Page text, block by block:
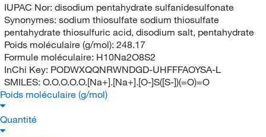
IUPAC Nor: disodium pentahydrate sulfanidesulfonate
Synonymes: sodium thiosulfate sodium thiosulfate
pentahydrate thiosulfuric acid, disodium salt, pentahydrate
Poids moléculaire (g/mol): 248.17
Formule moléculaire: H10Na2O8S2
InChi Key: PODWXQQNRWNDGD-UHFFFAOYSA-L
SMILES: O.O.O.O.O.[Na+].[Na+].[O-]S([S-])(=O)=O
Poids moléculaire (g/mol)
Quantité